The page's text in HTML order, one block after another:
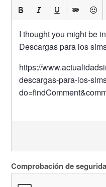
I thought you might be
Descargas para los
https://
descargas-para-los-
Comprobación de